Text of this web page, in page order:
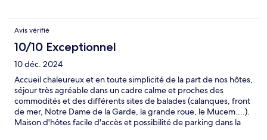
Avis vérifié
10/10 Exceptionnel
10 déc. 2024
Accueil chaleureux et en toute simplicité de la part de nos hôtes,
séjour très agréable dans un cadre calme et proches des
commodités et des différents sites de balades (calanques, front
de mer, Notre Dame de la Garde, la grande roue, le Mucem....).
Maison d'hôtes facile d'accès et possibilité de parking dans la